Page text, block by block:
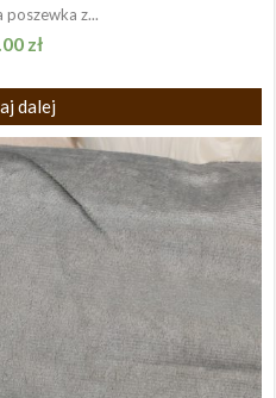
z...
zł
dalej